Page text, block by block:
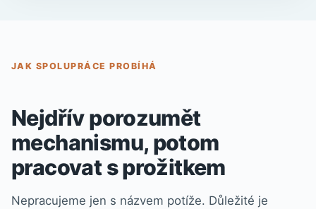
JAK SPOLUPRÁCE PROBÍHÁ
Nejdřív porozumět
mechanismu, potom
pracovat s prožitkem
Nepracujeme jen s názvem potíže. Důležité je